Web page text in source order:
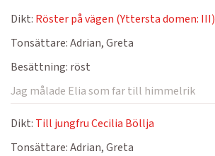
Dikt: Röster på vägen (Yttersta domen: III)
Tonsättare:Adrian, Greta
Besättning: röst
Jag målade Elia som far till himmelrik
Dikt: Till jungfru Cecilia Böllja
Tonsättare:Adrian, Greta